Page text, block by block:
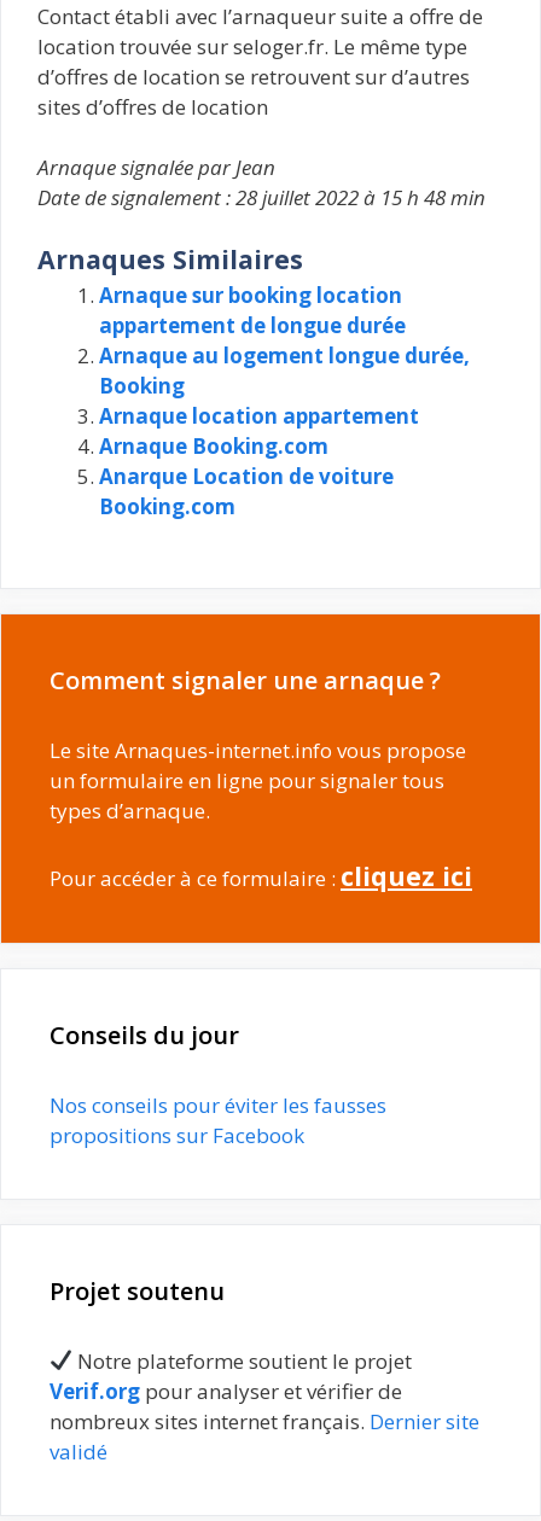
Contact établi avec l’arnaqueur suite a offre de
location trouvée sur seloger.fr. Le même type
d’offres de location se retrouvent sur d’autres
sites d’offres de location
Arnaque signalée par Jean
Date de signalement : 28 juillet 2022 à 15 h 48 min
Arnaques Similaires
Arnaque sur booking location
appartement de longue durée
Arnaque au logement longue durée,
Booking
Arnaque location appartement
Arnaque Booking.com
Anarque Location de voiture
Booking.com
Comment signaler une arnaque ?
Le site Arnaques-internet.info vous propose
un formulaire en ligne pour signaler tous
types d’arnaque.
Pour accéder à ce formulaire : cliquez ici
Conseils du jour
Nos conseils pour éviter les fausses
propositions sur Facebook
Projet soutenu
Notre plateforme soutient le projet
Verif.org pour analyser et vérifier de
nombreux sites internet français. Dernier site
validé